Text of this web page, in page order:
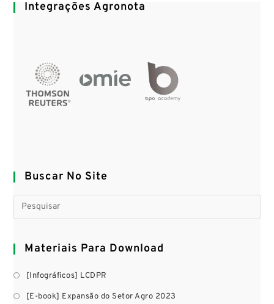
Integrações Agronota
Buscar No Site
Materiais Para Download
[Infográficos] LCDPR
[E-book] Expansão do Setor Agro 2023